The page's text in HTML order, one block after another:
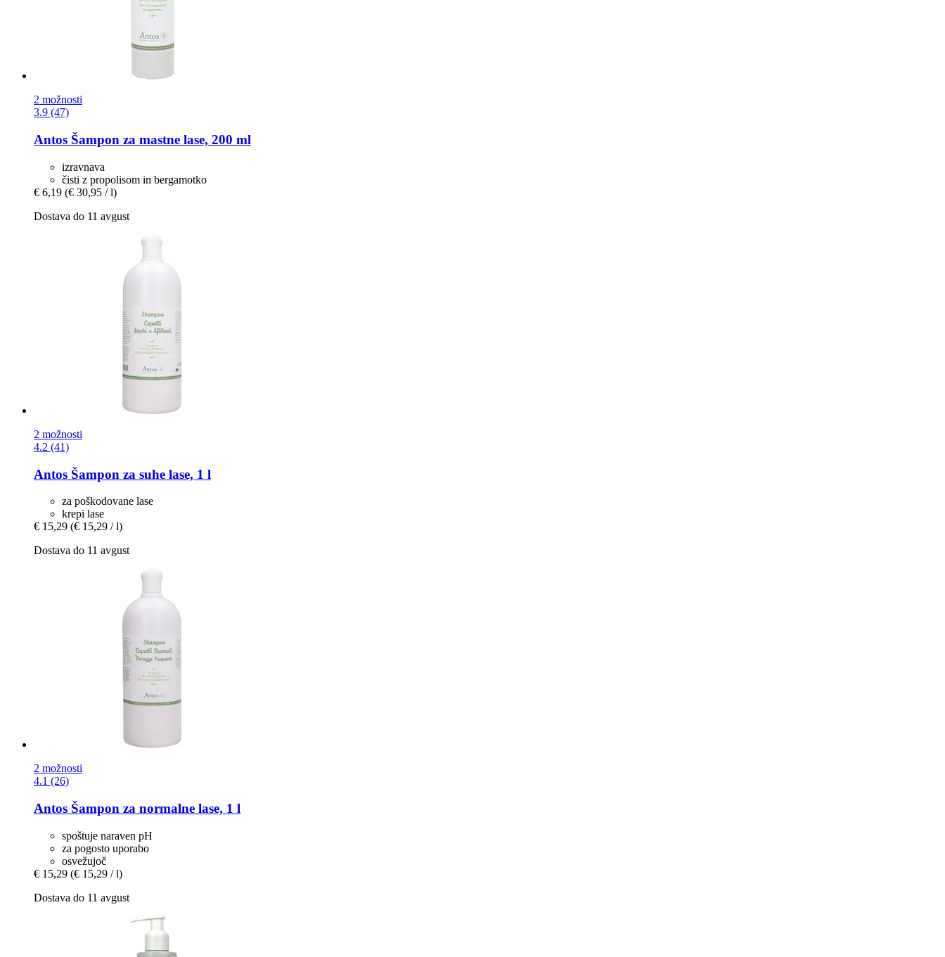
2 možnosti
3.9 (47)
Antos Šampon za mastne lase, 200 ml
izravnava
čisti z propolisom in bergamotko
€ 6,19 (€ 30,95 / l)
Dostava do 11 avgust
2 možnosti
4.2 (41)
Antos Šampon za suhe lase, 1 l
za poškodovane lase
krepi lase
€ 15,29 (€ 15,29 / l)
Dostava do 11 avgust
2 možnosti
4.1 (26)
Antos Šampon za normalne lase, 1 l
spoštuje naraven pH
za pogosto uporabo
osvežujoč
€ 15,29 (€ 15,29 / l)
Dostava do 11 avgust